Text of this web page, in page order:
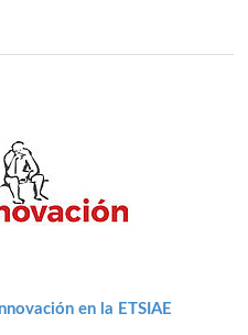
en la ETSIAE